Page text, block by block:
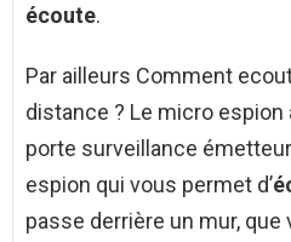
écoute.
Par ailleurs Comment
distance ? Le micro
porte surveillance
espion qui vous permet d’
passe derrière un mur,